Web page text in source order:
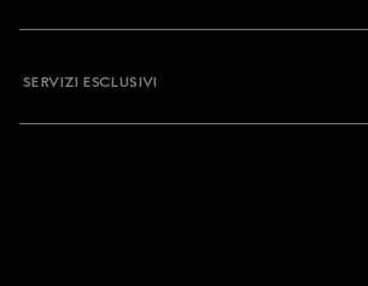
SERVIZI ESCLUSIVI